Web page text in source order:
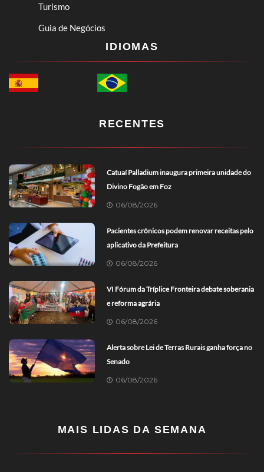
Turismo
Guia de Negócios
IDIOMAS
RECENTES
Catuaí Palladium inaugura primeira unidade do
Divino Fogão em Foz
06/08/2026
Pacientes crônicos podem renovar receitas pelo
aplicativo da Prefeitura
06/08/2026
VI Fórum da Tríplice Fronteira debate soberania
e reforma agrária
06/08/2026
Alerta sobre Lei de Terras Rurais ganha força no
Senado
06/08/2026
MAIS LIDAS DA SEMANA